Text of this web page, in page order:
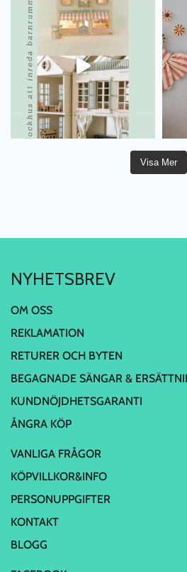
Visa Mer
NYHETSBREV
OM OSS
REKLAMATION
RETURER OCH BYTEN
BEGAGNADE SÄNGAR &
KUNDNÖJDHETSGARANTI
ÅNGRA KÖP
VANLIGA FRÅGOR
KÖPVILLKOR&INFO
PERSONUPPGIFTER
KONTAKT
BLOGG